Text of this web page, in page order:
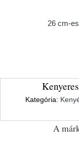
26 cm-
Kategória:
A